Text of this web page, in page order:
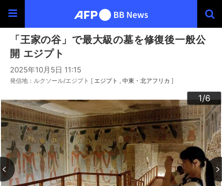
「王家の谷」で最大級の墓を修復後一般公
開 エジプト
2025年10月5日 11:15
発信地：ルクソール/エジプト [ エジプト 中東・北アフリカ ]
1/6
2/6
3/6
4/6
5/6
6/6